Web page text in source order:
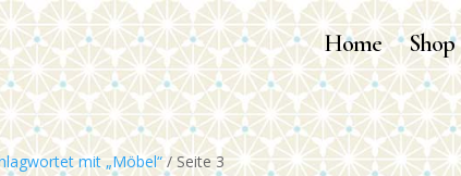
Home Shop
mit „Möbel“/ Seite 3